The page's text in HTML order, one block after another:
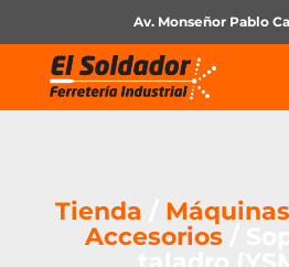
Av. Monseñor Pablo
Tienda
Accesorios